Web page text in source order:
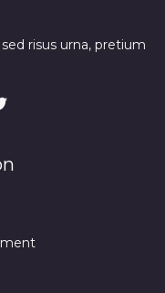
risus urna, pretium